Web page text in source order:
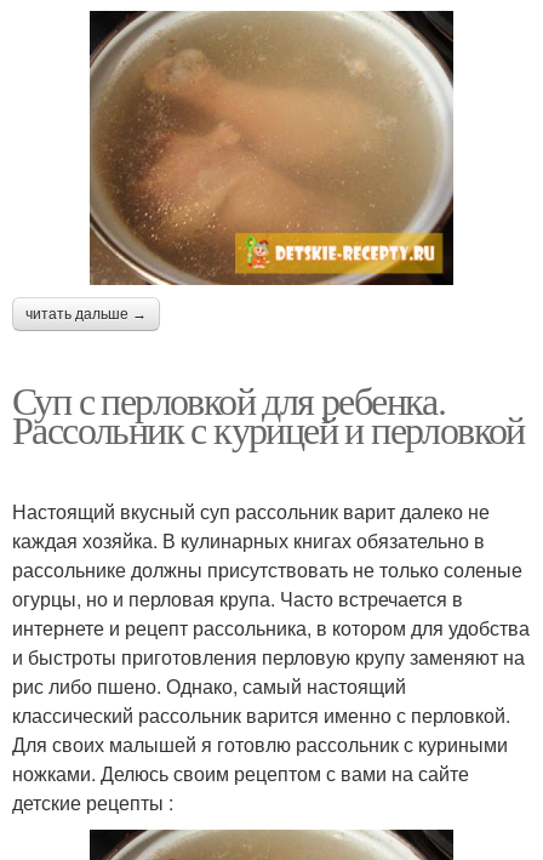
читать дальше →
Суп с перловкой для ребенка.
Рассольник с курицей и перловкой
Настоящий вкусный суп рассольник варит далеко не
каждая хозяйка. В кулинарных книгах обязательно в
рассольнике должны присутствовать не только соленые
огурцы, но и перловая крупа. Часто встречается в
интернете и рецепт рассольника, в котором для удобства
и быстроты приготовления перловую крупу заменяют на
рис либо пшено. Однако, самый настоящий
классический рассольник варится именно с перловкой.
Для своих малышей я готовлю рассольник с куриными
ножками. Делюсь своим рецептом с вами на сайте
детские рецепты :